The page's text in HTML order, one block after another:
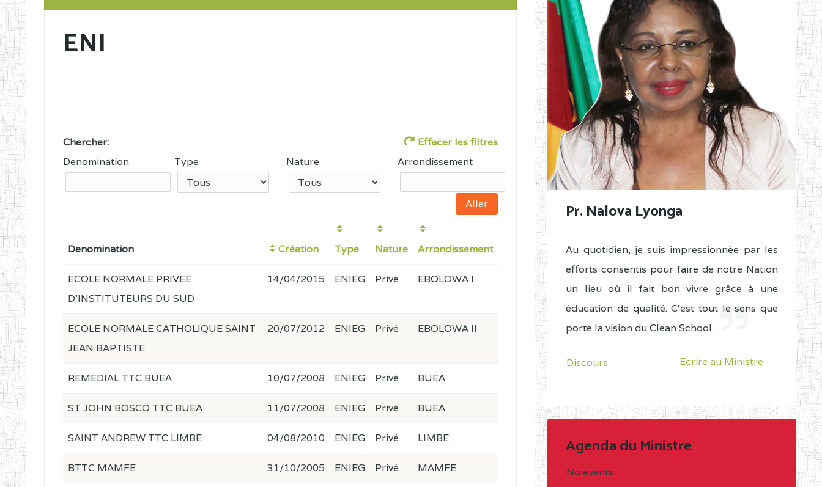
ENI
Chercher:
Effacer les filtres
Denomination
Type Nature Arrondissement
Denomination Création Type Nature Arrondissement
ECOLE NORMALE PRIVEE
D'INSTITUTEURS DU SUD
14/04/2015 ENIEG Privé EBOLOWA I
ECOLE NORMALE CATHOLIQUE SAINT
JEAN BAPTISTE
20/07/2012 ENIEG Privé EBOLOWA II
REMEDIAL TTC BUEA 10/07/2008 ENIEG Privé BUEA
ST JOHN BOSCO TTC BUEA 11/07/2008 ENIEG Privé BUEA
SAINT ANDREW TTC LIMBE 04/08/2010 ENIEG Privé LIMBE
BTTC MAMFE 31/10/2005 ENIEG Privé MAMFE
Pr. Nalova Lyonga
Au quotidien, je suis impressionnée par les
efforts consentis pour faire de notre Nation
un lieu où il fait bon vivre grâce à une
éducation de qualité. C'est tout le sens que
porte la vision du Clean School.
Discours Ecrire au Ministre
Agenda du Ministre
No events